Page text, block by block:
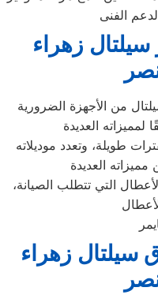
زهراء
من الأجهزة الضرورية
طويلة، وتعدد موديلاته
التي تتطلب الصيانة،
سيلتال زهراء